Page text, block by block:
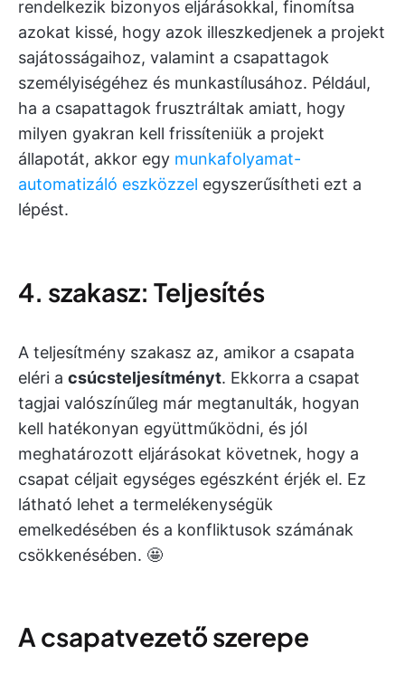
rendelkezik bizonyos eljárásokkal, finomítsa
azokat kissé, hogy azok illeszkedjenek a projekt
sajátosságaihoz, valamint a csapattagok
személyiségéhez és munkastílusához. Például,
ha a csapattagok frusztráltak amiatt, hogy
milyen gyakran kell frissíteniük a projekt
állapotát, akkor egy munkafolyamat-
automatizáló eszközzel egyszerűsítheti ezt a
lépést.
4. szakasz: Teljesítés
A teljesítmény szakasz az, amikor a csapata
eléri a csúcsteljesítményt. Ekkorra a csapat
tagjai valószínűleg már megtanulták, hogyan
kell hatékonyan együttműködni, és jól
meghatározott eljárásokat követnek, hogy a
csapat céljait egységes egészként érjék el. Ez
látható lehet a termelékenységük
emelkedésében és a konfliktusok számának
csökkenésében. 🤩
A csapatvezető szerepe